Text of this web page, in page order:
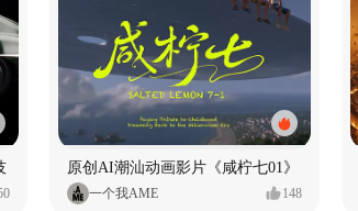
原创AI潮汕动画影片《咸柠七01》
一个我AME 148